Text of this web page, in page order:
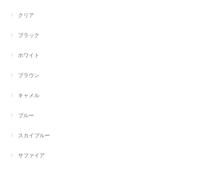
クリア
ブラック
ホワイト
ブラウン
キャメル
ブルー
スカイブルー
サファイア